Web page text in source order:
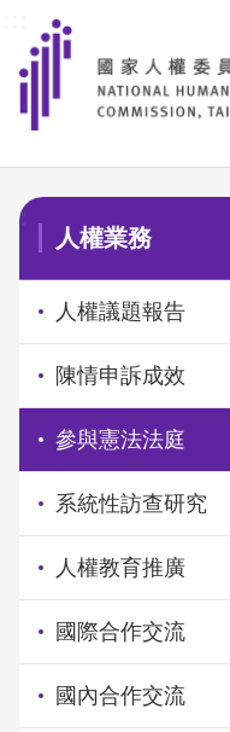
前往主要內容區塊
:::
人權業務
人權議題報告
陳情申訴成效
參與憲法法庭
系統性訪查研究
人權教育推廣
國際合作交流
國內合作交流